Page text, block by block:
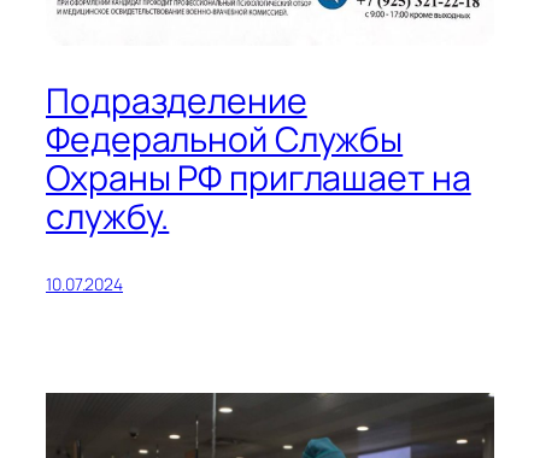
Подразделение
Федеральной Службы
Охраны РФ приглашает на
службу.
10.07.2024